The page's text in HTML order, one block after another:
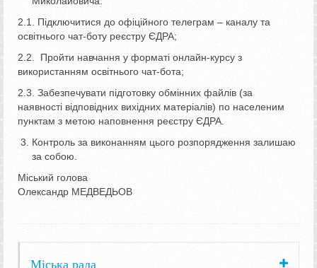
2.1. Підключитися до офіційного телеграм – каналу та
освітнього чат-боту реєстру ЄДРА;
2.2. Пройти навчання у форматі онлайн-курсу з
використанням освітнього чат-бота;
2.3. Забезпечувати підготовку обмінних файлів (за
наявності відповідних вихідних матеріалів) по населеним
пунктам з метою наповнення реєстру ЄДРА.
Контроль за виконанням цього розпорядження залишаю
за собою.
Міський голова
Олександр МЕДВЕДЬОВ
Міська рада